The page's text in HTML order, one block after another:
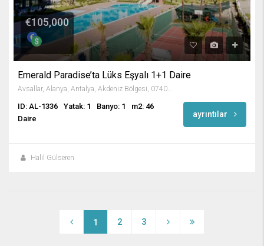
€105,000
Emerald Paradise’ta Lüks Eşyalı 1+1 Daire
ID: AL-1336 Yatak: 1 Banyo: 1
m2: 46
Daire
ayrıntılar
Halil Gülseren
1 2 3